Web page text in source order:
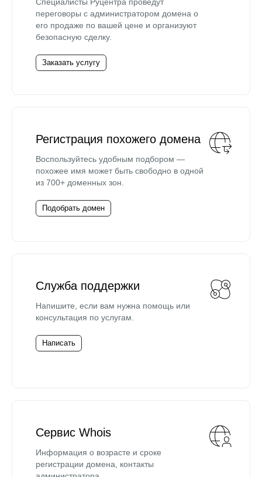
переговоры с администратором домена о
его продаже по вашей цене и организуют
безопасную сделку.
Заказать услугу
Регистрация похожего домена
Воспользуйтесь удобным подбором —
похожее имя может быть свободно в одной
из 700+ доменных зон.
Подобрать домен
Служба поддержки
Напишите, если вам нужна помощь или
консультация по услугам.
Написать
Сервис Whois
Информация о возрасте и сроке
регистрации домена, контакты